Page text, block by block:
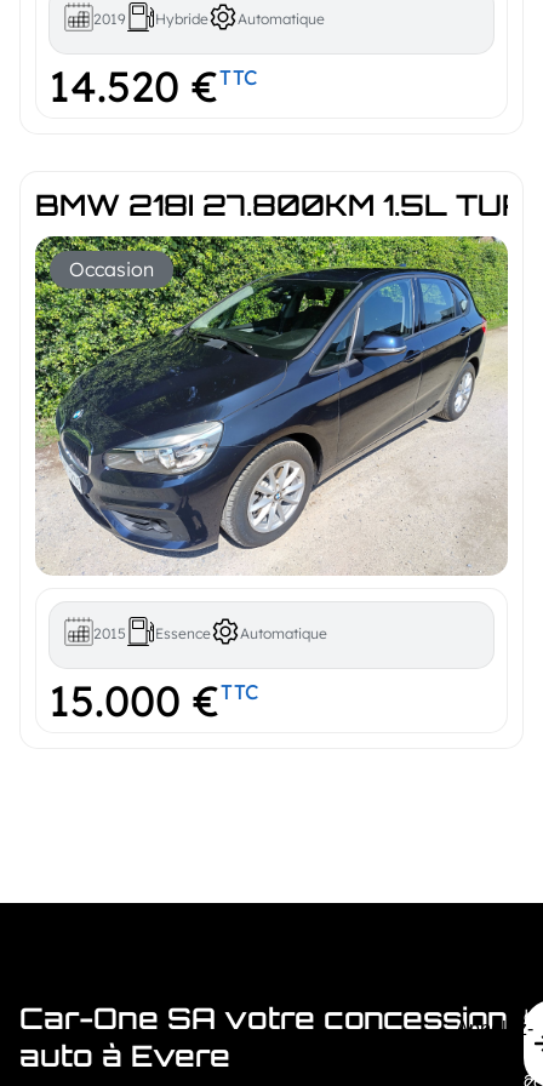
2019 Hybride Automatique
14.520 €TTC
BMW 218I 27.800KM 1.5L
Occasion
2015 Essence Automatique
15.000 €TTC
Car-One SA votre concession
auto à Evere
Appelez-